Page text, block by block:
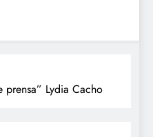
Lydia Cacho